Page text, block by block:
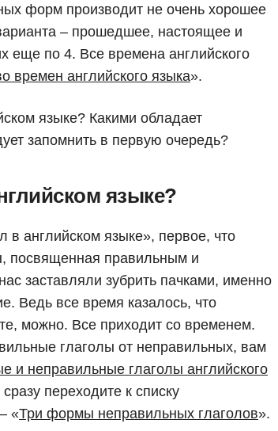
форм производит не очень хорошее
– прошедшее, настоящее и
еще по 4. Все времена английского
времен английского языка».
языке? Какими обладает
запомнить в первую очередь?
языке?
в английском языке», первое, что
посвященная правильным и
заставляли зубрить пачками, именно
Ведь все время казалось, что
можно. Все приходит со временем.
глаголы от неправильных, вам
и неправильные глаголы английского
переходите к списку
«Три формы неправильных глаголов».